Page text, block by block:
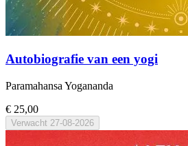
Autobiografie van een yogi
Paramahansa Yogananda
€ 25,00
Verwacht 27-08-2026